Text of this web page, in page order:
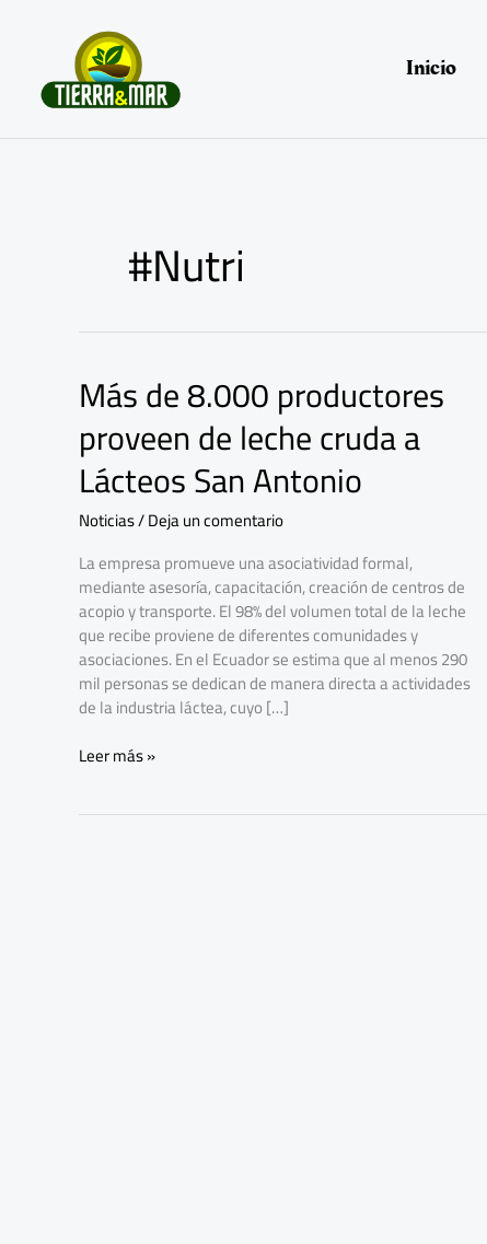
Inicio
#Nutri
Más de 8.000 productores
proveen de leche cruda a
Lácteos San Antonio
Noticias/Deja un comentario
La empresa promueve una asociatividad formal,
mediante asesoría, capacitación, creación de centros de
acopio y transporte. El 98% del volumen total de la leche
que recibe proviene de diferentes comunidades y
asociaciones. En el Ecuador se estima que al menos 290
mil personas se dedican de manera directa a actividades
de la industria láctea, cuyo […]
Más
de
8.000
productores
proveen
leche
cruda
a
Lácteos
San
Antonio
Leer más »